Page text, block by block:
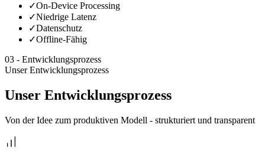
✓On-Device Processing
✓Niedrige Latenz
✓Datenschutz
✓Offline-Fähig
03 - Entwicklungsprozess
Unser Entwicklungsprozess
Unser Entwicklungsprozess
Von der Idee zum produktiven Modell - strukturiert und transparent